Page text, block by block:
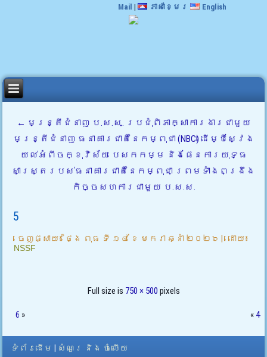
Mail | ភាសាខ្មែរ English
← មន្ត្រីជំនាញ ប.ស.ស. ប្រជុំពិភាក្សាការងារជាមួយ
មន្ត្រីជំនាញ ធនាគារជាតិនៃកម្ពុជា (NBC) ដើម្បីស្វែង
យល់អំពីចក្ខុវិស័យ បេសកកម្ម និងផែនការយុទ្ធ
សាស្ត្ររបស់ធនាគារជាតិនៃកម្ពុជា ព្រមទាំងពង្រឹង
កិច្ចសហការជាមួយ ប.ស.ស.
5
ចេញផ្សាយ៖ ថ្ងៃ ពុធ ទី ១៤ ខែ មករា ឆ្នាំ ២០២៦ | ដោយ៖
NSSF
Full size is 750 × 500 pixels
6 » « 4
ទំព័រដើម
សំណួរ និង ចំលើយ